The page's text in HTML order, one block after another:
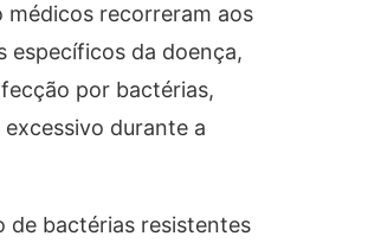
médicos recorreram aos
específicos da doença,
por bactérias,
durante a
de bactérias resistentes